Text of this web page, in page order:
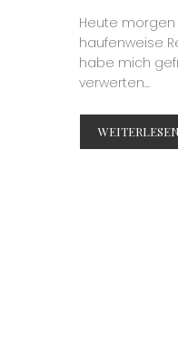
Heute
haufenweise
habe mich
verwerten...
WEITERLESEN